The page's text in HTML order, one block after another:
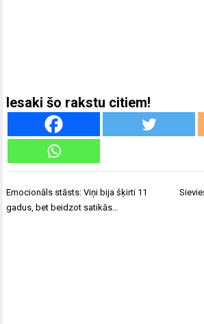
Iesaki šo rakstu citiem!
Ziņu
izvēlne
Emocionāls stāsts: Viņi bija šķirti 11
gadus, bet beidzot satikās…